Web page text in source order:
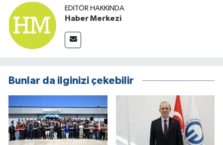
EDITÖR HAKKINDA
Haber Merkezi
Bunlar da ilginizi çekebilir